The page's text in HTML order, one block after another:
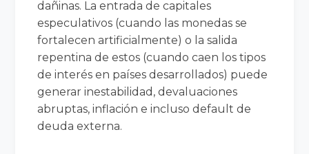
dañinas. La entrada de capitales
especulativos (cuando las monedas se
fortalecen artificialmente) o la salida
repentina de estos (cuando caen los tipos
de interés en países desarrollados) puede
generar inestabilidad, devaluaciones
abruptas, inflación e incluso default de
deuda externa.